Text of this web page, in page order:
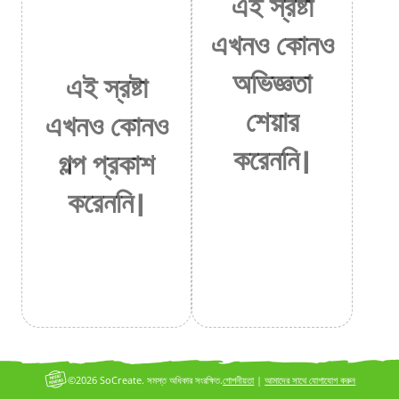
এই স্রষ্টা
এখনও কোনও
গল্প প্রকাশ
করেননি।
এখনও কোনও
অভিজ্ঞতা
শেয়ার
করেননি।
গোপনীয়তা |আমাদের সাথে যোগাযোগ করুন
©2026 SoCreate. সমস্ত অধিকার সংরক্ষিত.